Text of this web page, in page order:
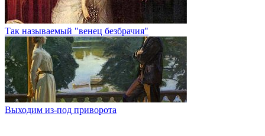
Так называемый "венец безбрачия"
Выходим из-под приворота